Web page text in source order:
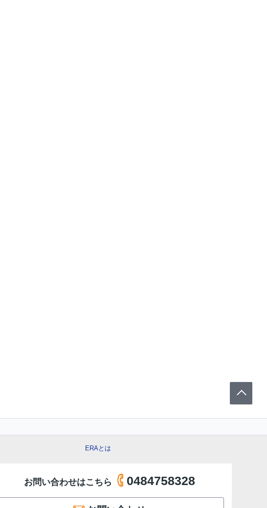
ERAとは
お問い合わせはこちら 0484758328